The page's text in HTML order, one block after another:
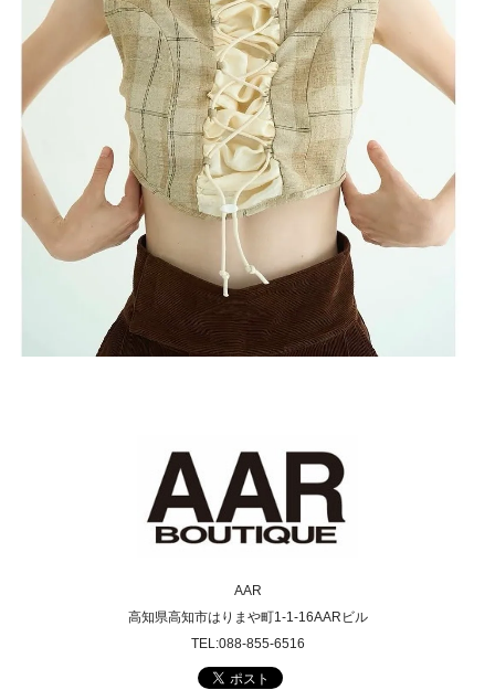
AAR
高知県高知市はりまや町1-1-16AARビル
TEL:088-855-6516